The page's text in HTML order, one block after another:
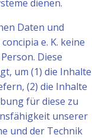
dienen.
Daten und
e. K. keine
Diese
um (1) die Inhalte
(2) die Inhalte
für diese zu
unserer
und der Technik